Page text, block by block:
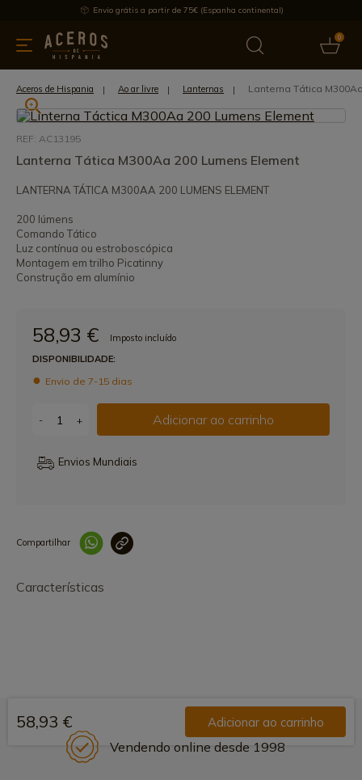
Envio grátis a partir de 75€ (Espanha continental)
0
& Utensílios de cozinha Oferece Últimas notícias
Aceros de Hispania Ao ar livre Lanternas Lanterna Tática
REF: AC13195
Lanterna Tática M300Aa 200 Lumens Element
LANTERNA TÁTICA M300AA 200 LUMENS ELEMENT
200 lúmens
Comando Tático
Luz contínua ou estroboscópica
Montagem em trilho Picatinny
Construção em alumínio
58,93 €
Imposto incluído
DISPONIBILIDADE:
Envio de 7-15 dias
- + Adicionar ao carrinho
Envios Mundiais
Compartilhar
Características
58,93 € Adicionar ao carrinho
Vendendo online desde 1998